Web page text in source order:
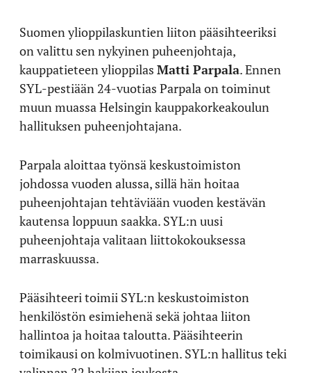
Suomen ylioppilaskuntien liiton pääsihteeriksi
on valittu sen nykyinen puheenjohtaja,
kauppatieteen ylioppilas Matti Parpala. Ennen
SYL-pestiään 24-vuotias Parpala on toiminut
muun muassa Helsingin kauppakorkeakoulun
hallituksen puheenjohtajana.
Parpala aloittaa työnsä keskustoimiston
johdossa vuoden alussa, sillä hän hoitaa
puheenjohtajan tehtäviään vuoden kestävän
kautensa loppuun saakka. SYL:n uusi
puheenjohtaja valitaan liittokokouksessa
marraskuussa.
Pääsihteeri toimii SYL:n keskustoimiston
henkilöstön esimiehenä sekä johtaa liiton
hallintoa ja hoitaa taloutta. Pääsihteerin
toimikausi on kolmivuotinen. SYL:n hallitus teki